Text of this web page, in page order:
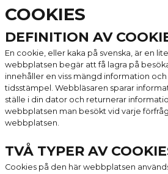
COOKIES
DEFINITION AV
En cookie, eller kaka på svenska, är en
webbplatsen begär att få lagra på
innehåller en viss mängd information och
tidsstämpel. Webbläsaren sparar
ställe i din dator och returnerar
webbplatsen man besökt vid varje
webbplatsen.
TVÅ TYPER AV
Cookies på den här webbplatsen